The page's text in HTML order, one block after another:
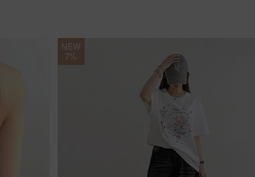
NEW
7%